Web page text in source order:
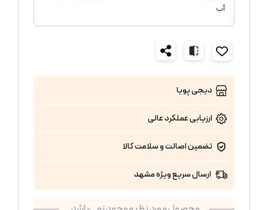
آب
دیجی پویا
ارزیابی عملکردعالی
تضمین اصالت و سلامت کالا
ارسال سریع ویژه مشهد